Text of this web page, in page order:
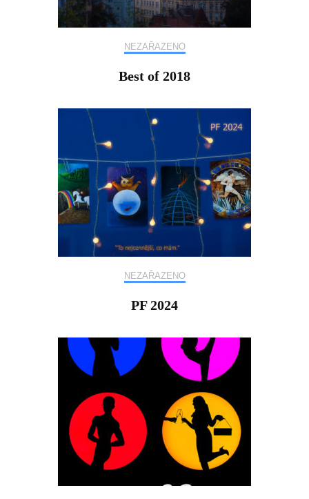
NEZAŘAZENO
Best of 2018
NEZAŘAZENO
PF 2024